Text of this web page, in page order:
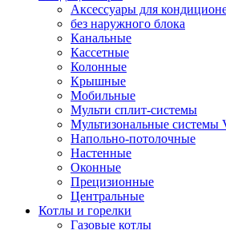
Аксессуары для
без наружного блока
Канальные
Кассетные
Колонные
Крышные
Мобильные
Мульти сплит-системы
Мультизональные системы
Напольно-потолочные
Настенные
Оконные
Прецизионные
Центральные
Котлы и горелки
Газовые котлы